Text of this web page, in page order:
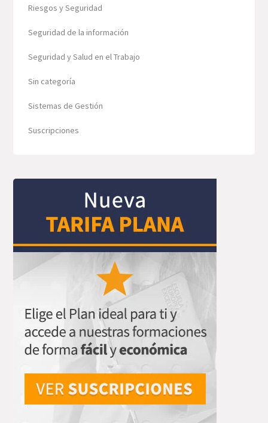
Riesgos y Seguridad
Seguridad de la información
Seguridad y Salud en el Trabajo
Sin categoría
Sistemas de Gestión
Suscripciones